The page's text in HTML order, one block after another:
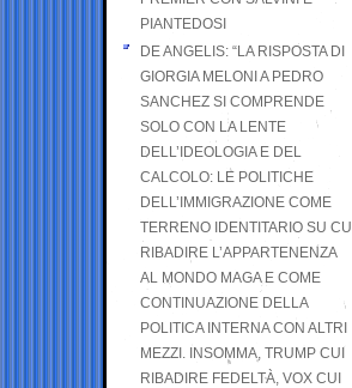
PIANTEDOSI
DE ANGELIS: “LA RISPOSTA DI
GIORGIA MELONI A PEDRO
SANCHEZ SI COMPRENDE
SOLO CON LA LENTE
DELL’IDEOLOGIA E DEL
CALCOLO: LE POLITICHE
DELL’IMMIGRAZIONE COME
TERRENO IDENTITARIO SU CUI
RIBADIRE L’APPARTENENZA
AL MONDO MAGA E COME
CONTINUAZIONE DELLA
POLITICA INTERNA CON ALTRI
MEZZI. INSOMMA, TRUMP CUI
RIBADIRE FEDELTÀ, VOX CUI